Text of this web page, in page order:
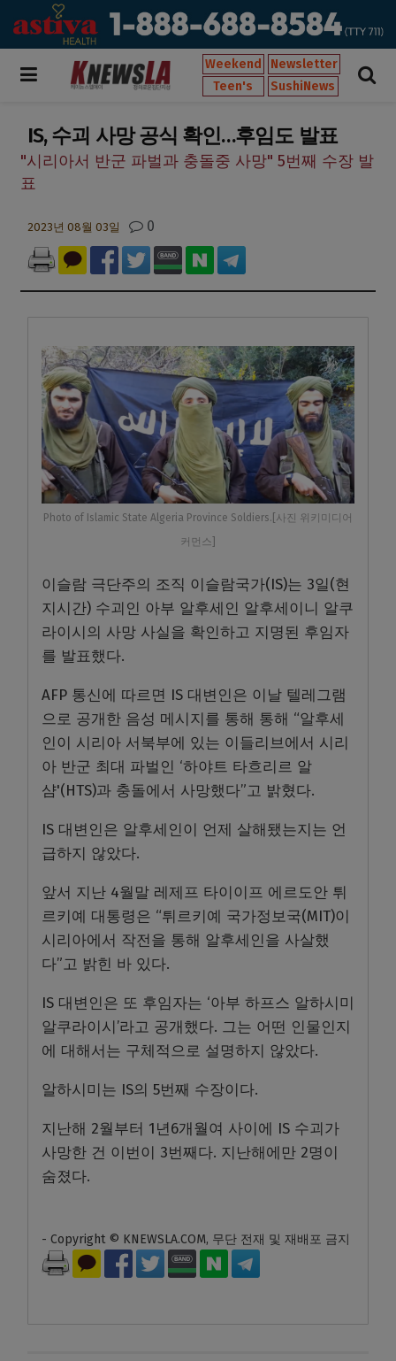
Weekend
Newsletter
Teen's
SushiNews
IS, 수괴 사망 공식 확인…후임도 발표
"시리아서 반군 파벌과 충돌중 사망" 5번째 수장 발
표
2023년 08월 03일 0
Photo of Islamic State Algeria Province Soldiers.[사진 위키미디어
커먼스]
이슬람 극단주의 조직 이슬람국가(IS)는 3일(현
지시간) 수괴인 아부 알후세인 알후세이니 알쿠
라이시의 사망 사실을 확인하고 지명된 후임자
를 발표했다.
AFP 통신에 따르면 IS 대변인은 이날 텔레그램
으로 공개한 음성 메시지를 통해 통해 “알후세
인이 시리아 서북부에 있는 이들리브에서 시리
아 반군 최대 파벌인 ‘하야트 타흐리르 알
샴'(HTS)과 충돌에서 사망했다”고 밝혔다.
IS 대변인은 알후세인이 언제 살해됐는지는 언
급하지 않았다.
앞서 지난 4월말 레제프 타이이프 에르도안 튀
르키예 대통령은 “튀르키예 국가정보국(MIT)이
시리아에서 작전을 통해 알후세인을 사살했
다”고 밝힌 바 있다.
IS 대변인은 또 후임자는 ‘아부 하프스 알하시미
알쿠라이시’라고 공개했다. 그는 어떤 인물인지
에 대해서는 구체적으로 설명하지 않았다.
알하시미는 IS의 5번째 수장이다.
지난해 2월부터 1년6개월여 사이에 IS 수괴가
사망한 건 이번이 3번째다. 지난해에만 2명이
숨졌다.
- Copyright © KNEWSLA.COM, 무단 전재 및 재배포 금지